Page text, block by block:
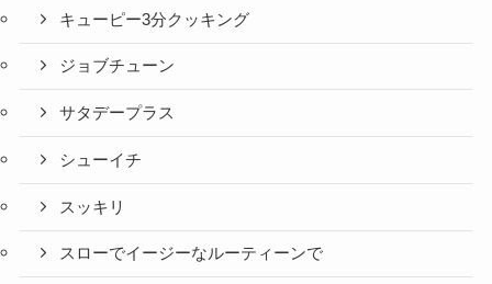
キューピー3分クッキング
ジョブチューン
サタデープラス
シューイチ
スッキリ
スローでイージーなルーティーンで